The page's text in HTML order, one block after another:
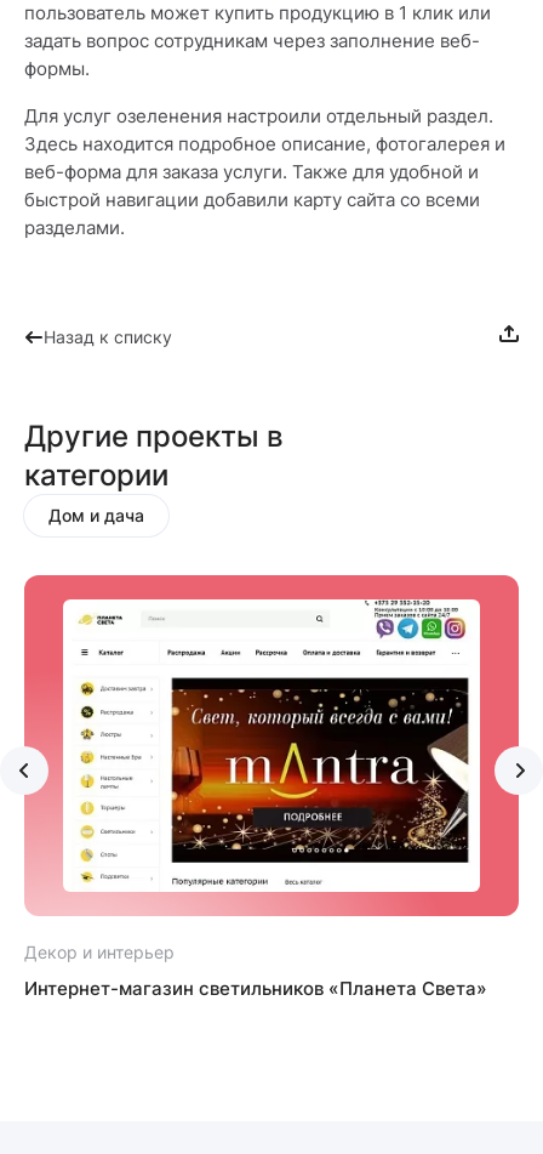
пользователь может купить продукцию в 1 клик или
задать вопрос сотрудникам через заполнение веб-
формы.
Для услуг озеленения настроили отдельный раздел.
Здесь находится подробное описание, фотогалерея и
веб-форма для заказа услуги. Также для удобной и
быстрой навигации добавили карту сайта со всеми
разделами.
Назад к списку
Другие проекты в
категории
Дом и дача
Декор и интерьер
Интернет-магазин светильников «Планета Света»